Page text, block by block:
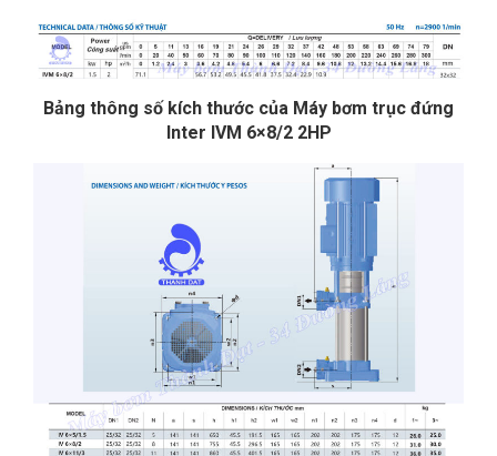
Bảng thông số kích thước của Máy bơm trục đứng
Inter IVM 6×8/2 2HP